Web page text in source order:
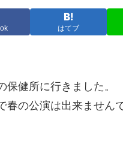
はてブ
健所に行きました。
春の公演は出来ません